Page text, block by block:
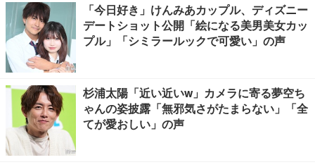
「今日好き」けんみあカップル、ディズニー
デートショット公開「絵になる美男美女カッ
プル」「シミラールックで可愛い」の声
杉浦太陽「近い近いw」カメラに寄る夢空ち
ゃんの姿披露「無邪気さがたまらない」「全
てが愛おしい」の声